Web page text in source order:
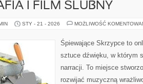
I FILM ŚLUBNY
STY - 21 - 2026 MOŻLIWOŚĆ
Śpiewające Skrzypce to
sztuce dźwięku, w którym
narracji. To miejsce
rozwijać muzyczną